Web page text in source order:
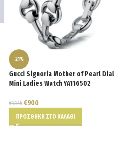
-21%
Gucci Signoria Mother of Pearl Dial
Mini Ladies Watch YA116502
€1.145 €900
ΠΡΟΣΘΉΚΗ ΣΤΟ ΚΑΛΆΘΙ